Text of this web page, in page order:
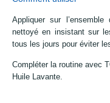
Appliquer sur
nettoyé en insistant sur
tous les jours pour éviter
Compléter la routine avec
Huile Lavante.